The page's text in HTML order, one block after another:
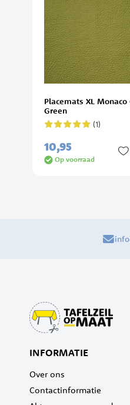
Placemats XL Monaco
Green
Waardering: (1)
10,95
Op voorraad
INFORMATIE
Over ons
Contactinformatie